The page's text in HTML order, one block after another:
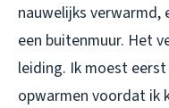
nauwelijks verwarmd,
een buitenmuur. Het
leiding. Ik moest
opwarmen voordat ik